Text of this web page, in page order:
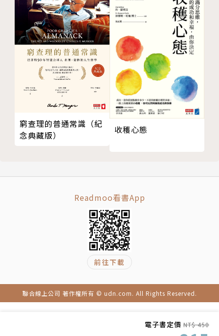
電子書定價 NT$ 450
入勝的故事和風格吸引你，來享用這套精彩呈現、有科
學依據、有關社交影響力的人生啟示。閱畢仍覺得意猶
未盡。」——羅伯特‧席爾迪尼（Robert Cialdin
i），《影響力》（Influence）作者
「這本書有趣、充滿了精彩的故事，根植於開創性的研
究，解釋了協商出一個更美好世界的新規則。」——查
爾斯・杜希格（Charles Duhigg），《為什麼我們這
樣生活，那樣工作？》（The Power of Habit）作者
「這是一本以科學為基礎，關於鼓勵別人說『是』的引
「本書充滿了真知灼見，你幾乎在每一頁都能找到實用
的建議。這本聰明易懂的書絕對會讓你成為一個更好的
說服者——甚至可能讓你成為一個更好的人。」——丹
尼爾．品克（Daniel H. Pink），紐約時報暢銷書《未
s Human）作者
「這本書使我們無法擺脫責任。一旦你學會了影響他人
聚光燈下的魅力
舞台是一種時間錯位
練習｜創造關注的時機
創造屬於自己的關鍵時刻
利用執行意圖，成功促使人改變行為
第4章 三種強大的框架效應
繼續賣糖水，還是改變世界？
最有效的三種框架
意義重大的框架
練習｜重新定義你的工作
第5章 轉化抗拒的心理
像合氣道大師那樣因應拒絕
肯定對方的選擇自由
以柔性請求來軟化阻力
窮查理的普通常識（紀
念典藏版）
收穫心態
Readmoo看書App
前往下載
聯合線上公司 著作權所有 © udn.com. All Rights Reserved.